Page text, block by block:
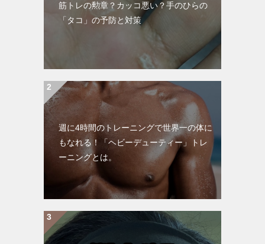
筋トレの勲章？カッコ悪い？手のひらの
「タコ」の予防と対策
週に4時間のトレーニングで世界一の体に
もなれる！「ヘビーデューティー」トレ
ーニングとは。